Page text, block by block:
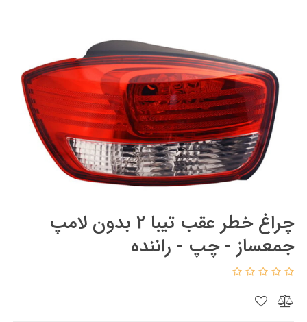
چراغ خطر عقب تیبا 2 بدون لامپ
جمعساز - چپ - راننده